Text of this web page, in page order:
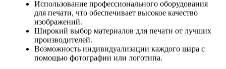
Использование профессионального оборудования
для печати, что обеспечивает высокое качество
изображений.
Широкий выбор материалов для печати от лучших
производителей.
Возможность индивидуализации каждого шара с
помощью фотографии или логотипа.